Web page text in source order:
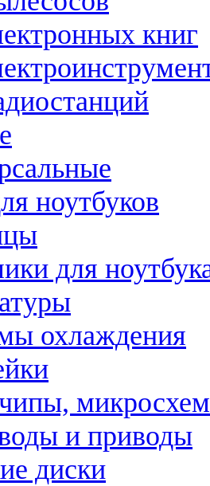
книг
ноутбуков
для
охлаждения
и приводы
диски